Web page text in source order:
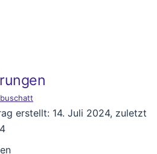
erstellt: 14. Juli 2024, zuletzt